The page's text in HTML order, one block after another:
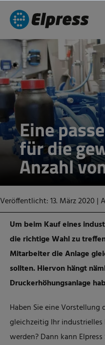
Eine
für die
Anzahl
Veröffentlicht: 13. März 2020 |
Um beim Kauf eines
die richtige Wahl zu
Mitarbeiter die Anlage
sollten. Hiervon hängt
Druckerhöhungsanlage
Haben Sie eine
gleichzeitig Ihr
werden? Dann kann